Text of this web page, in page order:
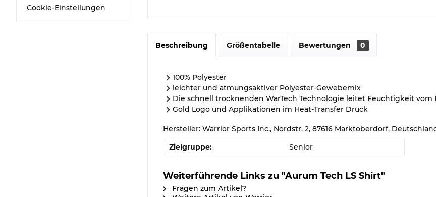
Cookie-Einstellungen
Beschreibung Größentabelle Bewertungen 0
100% Polyester
leichter und atmungsaktiver Polyester-Gewebemix
Die schnell trocknenden WarTech Technologie leitet Feuchtigkeit
Gold Logo und Applikationen im Heat-Transfer Druck
Hersteller: Warrior Sports Inc., Nordstr. 2, 87616 Marktoberdorf,
Zielgruppe:
Senior
Weiterführende Links zu "Aurum Tech LS Shirt"
Fragen zum Artikel?